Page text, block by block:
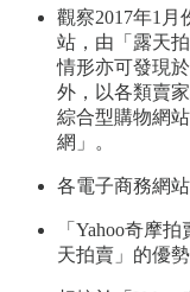
觀察2017年1月
站，由「露天
情形亦可發現
外，以各類賣
綜合型購物網
網」。
各電子商務網
「Yahoo奇摩
天拍賣」的優